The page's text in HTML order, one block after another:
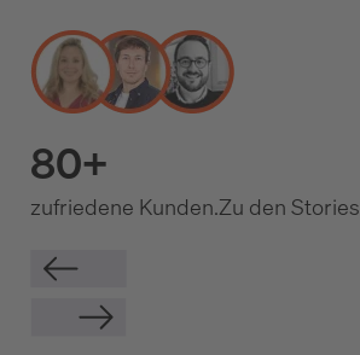
80+
zufriedene Kunden.Zu den Stories